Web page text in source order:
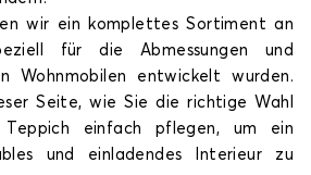
wir ein komplettes Sortiment an
für die Abmessungen und
Wohnmobilen entwickelt wurden.
Seite, wie Sie die richtige Wahl
einfach pflegen, um ein
und einladendes Interieur zu